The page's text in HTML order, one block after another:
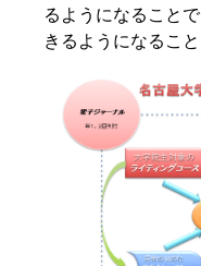
るようになること
きるようになるこ